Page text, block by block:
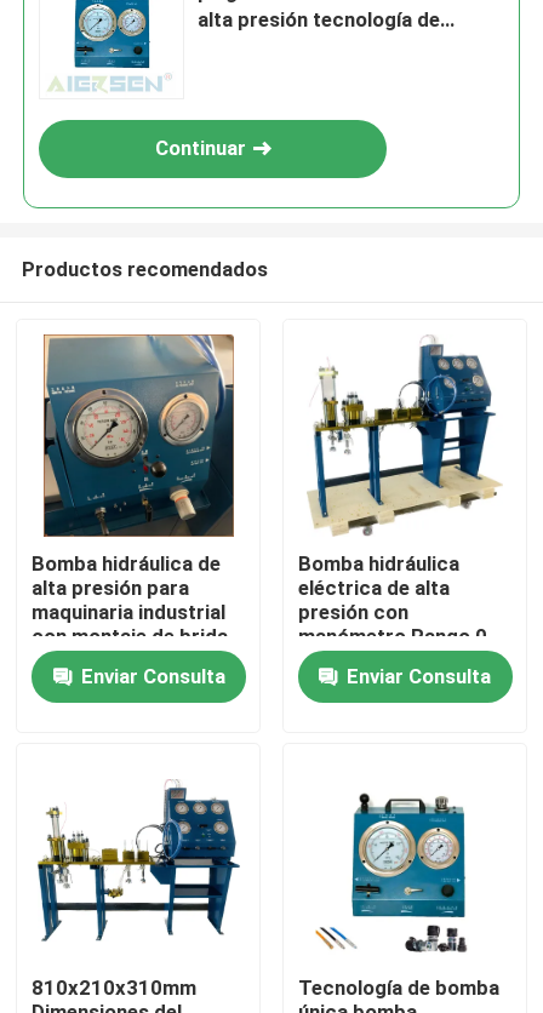
En casa
Productos
Los vídeos
alta presión tecnología de
Continuar
Productos recomendados
Bomba hidráulica de
alta presión para
maquinaria industrial
con montaje de brida
o base para operación
industrialEnviar Consulta
Bomba hidráulica
eléctrica de alta
presión con
manómetro Rango 0-
3000Bar Optimizada
para Sistemas de
Bomba Hidráulica
Enviar Consulta
810x210x310mm
Tecnología de bomba